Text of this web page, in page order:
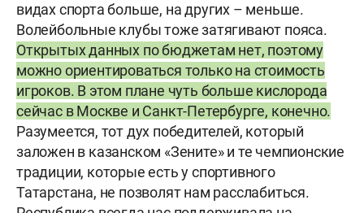
видах спорта больше, на других – меньше.
Волейбольные клубы тоже затягивают пояса.
Открытых данных по бюджетам нет, поэтому
можно ориентироваться только на стоимость
игроков. В этом плане чуть больше кислорода
сейчас в Москве и Санкт-Петербурге, конечно.
Разумеется, тот дух победителей, который
заложен в казанском «Зените» и те чемпионские
традиции, которые есть у спортивного
Татарстана, не позволят нам расслабиться.